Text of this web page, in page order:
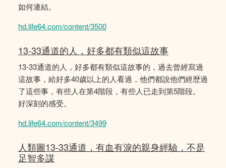
如何連結。
hd.life64.com/content/3500
13-33通道的人，好多都有類似這故事
13-33通道的人，好多都有類似這故事的，過去曾經寫過
這故事，給好多40歲以上的人看過，他們都說他們經歴過
了這些事，有些人在第4階段，有些人已走到第5階段。
好深刻的感受。
hd.life64.com/content/3499
人類圖13-33通道，有血有淚的親身經驗，不是
足智多謀